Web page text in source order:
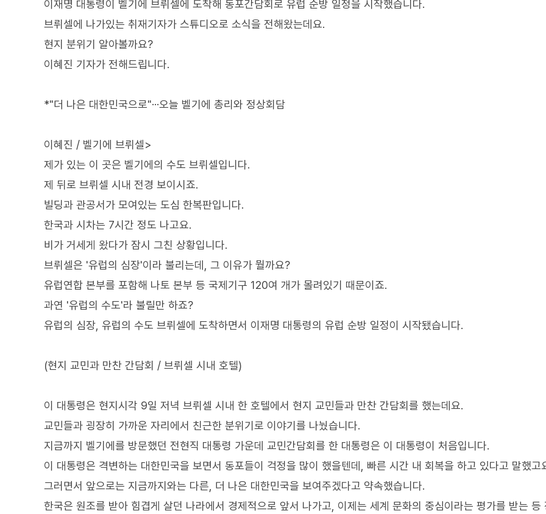
이재명 대통령이 벨기에 브뤼셀에 도착해 동포간담회로 유럽 순방 일정을 시작했습니다.
브뤼셀에 나가있는 취재기자가 스튜디오로 소식을 전해왔는데요.
현지 분위기 알아볼까요?
이혜진 기자가 전해드립니다.
*"더 나은 대한민국으로"···오늘 벨기에 총리와 정상회담
이혜진 / 벨기에 브뤼셀>
제가 있는 이 곳은 벨기에의 수도 브뤼셀입니다.
제 뒤로 브뤼셀 시내 전경 보이시죠.
빌딩과 관공서가 모여있는 도심 한복판입니다.
한국과 시차는 7시간 정도 나고요.
비가 거세게 왔다가 잠시 그친 상황입니다.
브뤼셀은 '유럽의 심장'이라 불리는데, 그 이유가 뭘까요?
유럽연합 본부를 포함해 나토 본부 등 국제기구 120여 개가 몰려있기 때문이죠.
과연 '유럽의 수도'라 불릴만 하죠?
유럽의 심장, 유럽의 수도 브뤼셀에 도착하면서 이재명 대통령의 유럽 순방 일정이 시작됐습니다.
(현지 교민과 만찬 간담회 / 브뤼셀 시내 호텔)
이 대통령은 현지시각 9일 저녁 브뤼셀 시내 한 호텔에서 현지 교민들과 만찬 간담회를 했는데요.
교민들과 굉장히 가까운 자리에서 친근한 분위기로 이야기를 나눴습니다.
지금까지 벨기에를 방문했던 전현직 대통령 가운데 교민간담회를 한 대통령은 이 대통령이 처음입니다.
이 대통령은 격변하는 대한민국을 보면서 동포들이 걱정을 많이 했을텐데, 빠른 시간 내 회복을 하고 있다고 말했고
그러면서 앞으로는 지금까지와는 다른, 더 나은 대한민국을 보여주겠다고 약속했습니다.
한국은 원조를 받아 힘겹게 살던 나라에서 경제적으로 앞서 나가고, 이제는 세계 문화의 중심이라는 평가를 받는 등